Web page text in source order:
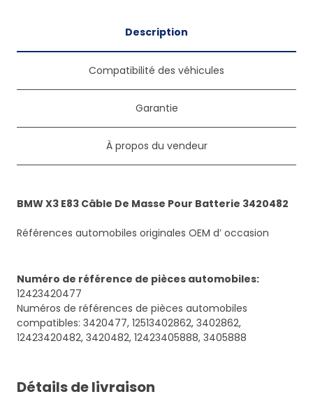
Description
Compatibilité des véhicules
Garantie
À propos du vendeur
BMW X3 E83 Câble De Masse Pour Batterie 3420482
Références automobiles originales OEM d’ occasion
Numéro de référence de pièces automobiles:
12423420477
Numéros de références de pièces automobiles
compatibles: 3420477, 12513402862, 3402862,
12423420482, 3420482, 12423405888, 3405888
Détails de livraison